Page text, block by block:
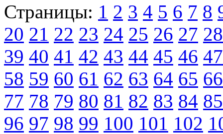
Страницы: 1 2 3 4 5 6 7 8
20 21 22 23 24 25 26 27 28
39 40 41 42 43 44 45 46 47
58 59 60 61 62 63 64 65 66
77 78 79 80 81 82 83 84 85
96 97 98 99 100 101 102